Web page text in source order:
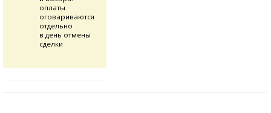
оплаты
оговариваются
отдельно
в день отмены
сделки